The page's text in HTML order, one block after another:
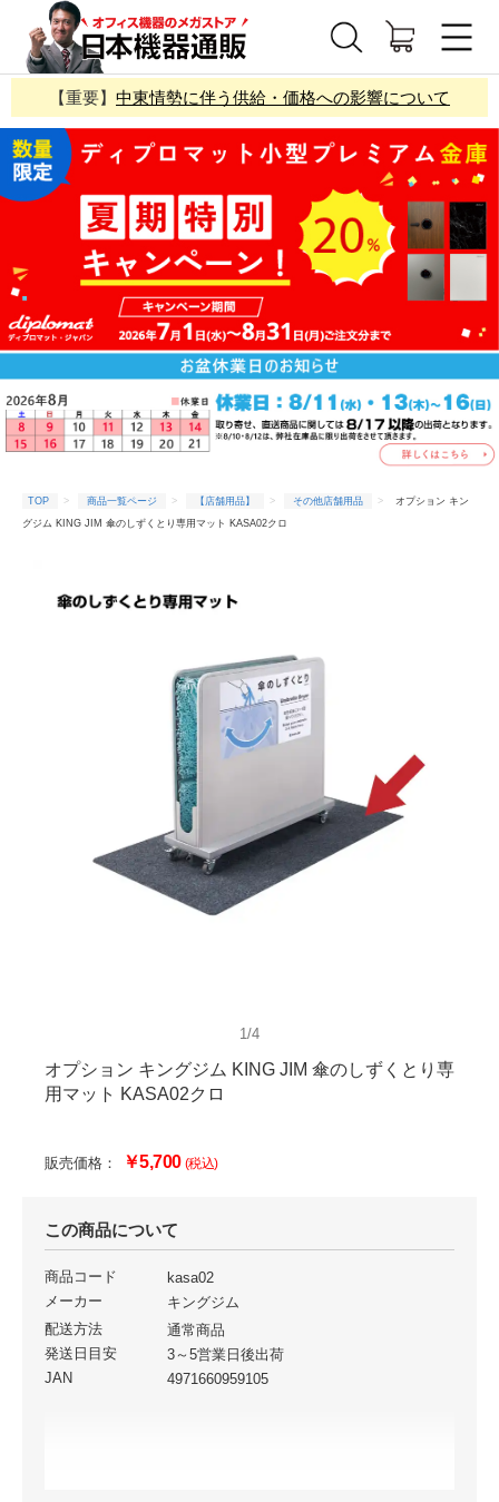
【重要】 中東情勢に伴う供給・価格への影響について
TOP 商品一覧ページ 【店舗用品】 その他店舗用品
オプション キン
グジム KING JIM 傘のしずくとり専用マット KASA02クロ
1/4
オプション キングジム KING JIM 傘のしずくとり専
用マット KASA02クロ
販売価格： ￥5,700 (税込)
この商品について
商品コード
kasa02
メーカー
キングジム
配送方法
通常商品
発送日目安
3～5営業日後出荷
JAN
4971660959105